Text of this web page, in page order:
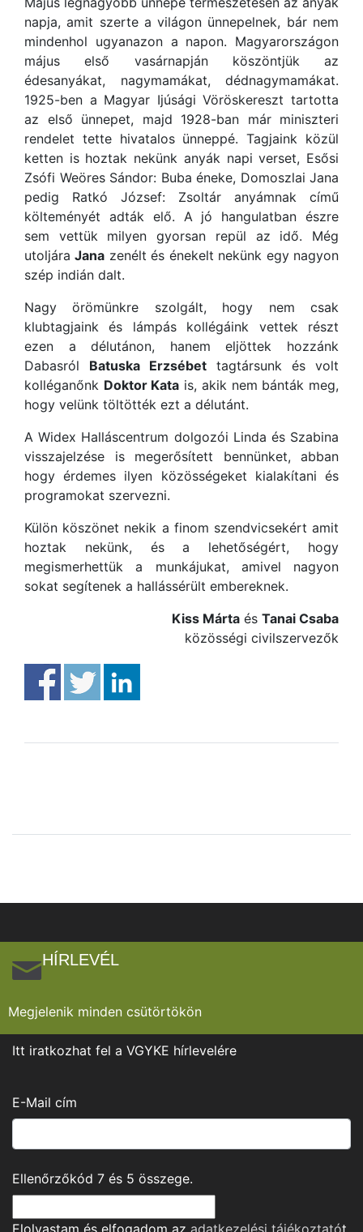
napja, amit szerte a világon ünnepelnek, bár nem
mindenhol ugyanazon a napon. Magyarországon
május első vasárnapján köszöntjük az
édesanyákat, nagymamákat, dédnagymamákat.
1925-ben a Magyar Ijúsági Vöröskereszt tartotta
az első ünnepet, majd 1928-ban már miniszteri
rendelet tette hivatalos ünneppé. Tagjaink közül
ketten is hoztak nekünk anyák napi verset, Esősi
Zsófi Weöres Sándor: Buba éneke, Domoszlai Jana
pedig Ratkó József: Zsoltár anyámnak című
költeményét adták elő. A jó hangulatban észre
sem vettük milyen gyorsan repül az idő. Még
utoljáraJana zenélt és énekelt nekünk egy nagyon
szép indián dalt.
Nagy örömünkre szolgált, hogy nem csak
klubtagjaink és lámpás kollégáink vettek részt
ezen a délutánon, hanem eljöttek hozzánk
Dabasról Batuska Erzsébet tagtársunk és volt
kolléganőnk Doktor Kata is, akik nem bánták meg,
hogy velünk töltötték ezt a délutánt.
A Widex Halláscentrum dolgozói Linda és Szabina
visszajelzése is megerősített bennünket, abban
hogy érdemes ilyen közösségeket kialakítani és
programokat szervezni.
Külön köszönet nekik a finom szendvicsekért amit
hoztak nekünk, és a lehetőségért, hogy
megismerhettük a munkájukat, amivel nagyon
sokat segítenek a hallássérült embereknek.
Kiss Márta és Tanai Csaba
közösségi civilszervezők
HÍRLEVÉL
Megjelenik minden csütörtökön
Itt iratkozhat fel a VGYKE hírlevelére
E-Mail cím
Ellenőrzőkód 7 és 5 összege.
Elolvastam és elfogadom az adatkezelési tájékoztatót